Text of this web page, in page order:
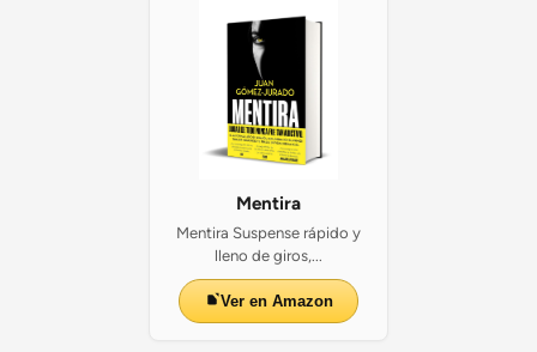
Mentira
Mentira Suspense rápido y
lleno de giros,...
Ver en Amazon